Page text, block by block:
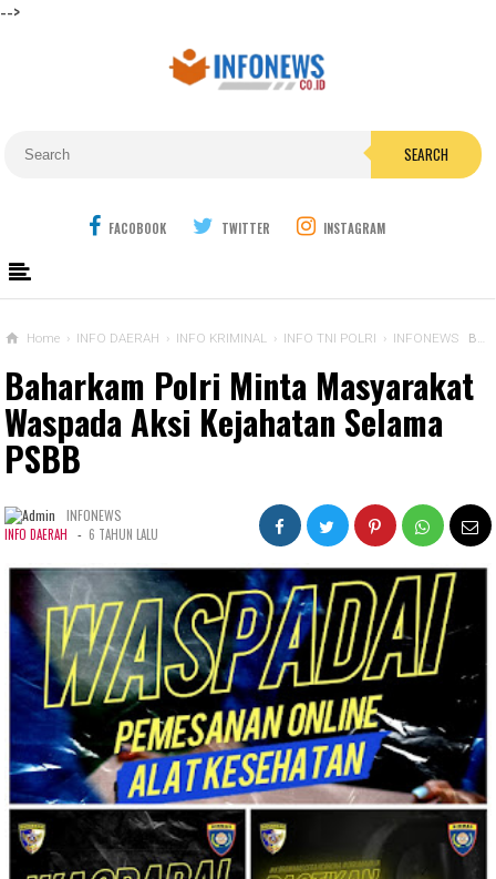
-->
SEARCH
FACOBOOK TWITTER INSTAGRAM
Home › INFO DAERAH › INFO KRIMINAL › INFO TNI POLRI › INFONEWS Baharkam Polri Minta Masyarakat Waspada Aksi Kejahatan Selama PSBB
Baharkam Polri Minta Masyarakat
Waspada Aksi Kejahatan Selama
PSBB
INFONEWS
INFO DAERAH - 6 TAHUN LALU